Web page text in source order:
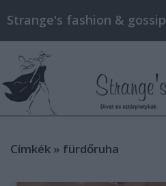
Strange's fashion & gossip
Címkék » fürdőruha